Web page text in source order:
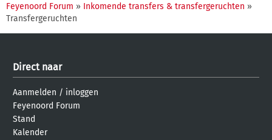
Feyenoord Forum » Inkomende transfers & transfergeruchten »
Transfergeruchten
Direct naar
Aanmelden / inloggen
Feyenoord Forum
Stand
Kalender